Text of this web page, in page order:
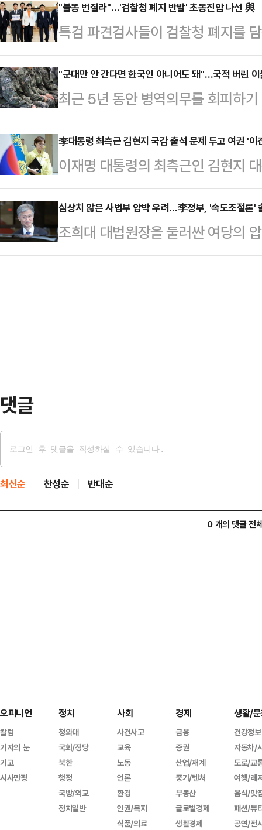
에서 난동을 부린 것으로 알려졌다
로 40대 여성 A씨가 구속됐다. A
주거지에서 친딸 B양을 폭행해 숨
접 차량을 몰고 남해군의 한 병원
몸 곳곳에서 폭행 흔적을 보고 범
씨는…
"불똥 번질라"…'검찰청 폐지 반발' 초동진압 나선 與
특검 파견검사들이 검찰청 폐지를
복귀를 요청하자 더불어민주당이
사를 요구하는 등 강경 대응에 나섰
류가 확산될 것을 우려해 서둘러
검 종합대응특별위원회는 1일 오후
복귀 요청으로 항명한 검사들을 향
지검장 출신인 이성윤 의원은 이날
의 후 기자들과 만나 "법무부의…
"군대만 안 간다면 한국인 아니어도 돼"…국적 버린 이
최근 5년 동안 병역의무를 회피하
에 육박한 것으로 드러났다.1일 국
원이 병무청에서 받은 자료를 보면
자 가운데 국적을 버린 인원은 총
에서 장기 체류하거나 유학 등을 이
포기한 사례가 1만2153명(65.9％
을 가진 뒤 성인이 되며 대한민국
달했다.…
李대통령 최측근 김현지 국감 출석 문제 두고 여권 '이
이재명 대통령의 최측근인 김현지
인 출석 문제를 두고 대통령과 더불
있다.'정청래 대표 체제'에서 정책
강서병)은 1일 MBC 라디오 '시선
적은 없지만, 그럼에도 불구하고 야
심상치 않은 사법부 압박 우려…李정부, '속도조절론'
조희대 대법원장을 둘러싼 여당의
혹'을 명분으로 강행한 청문회가 조
댓글
최신순 찬성순 반대순
0 개의 댓글 전
오피니언
칼럼
기자의 눈
기고
시사만평
정치
청와대
국회/정당
북한
행정
국방/외교
정치일반
사회
사건사고
교육
노동
언론
환경
인권/복지
식품/의료
경제
금융
증권
산업/재계
중기/벤처
부동산
글로벌경제
생활경제
생활/
건강정보
자동차/
도로/교
여행/레
음식/맛
패션/뷰
공연/전